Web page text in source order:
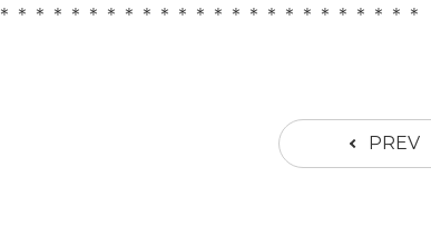
＊＊＊＊＊＊＊＊＊＊＊＊＊＊＊＊＊＊＊＊＊＊＊＊
PREV